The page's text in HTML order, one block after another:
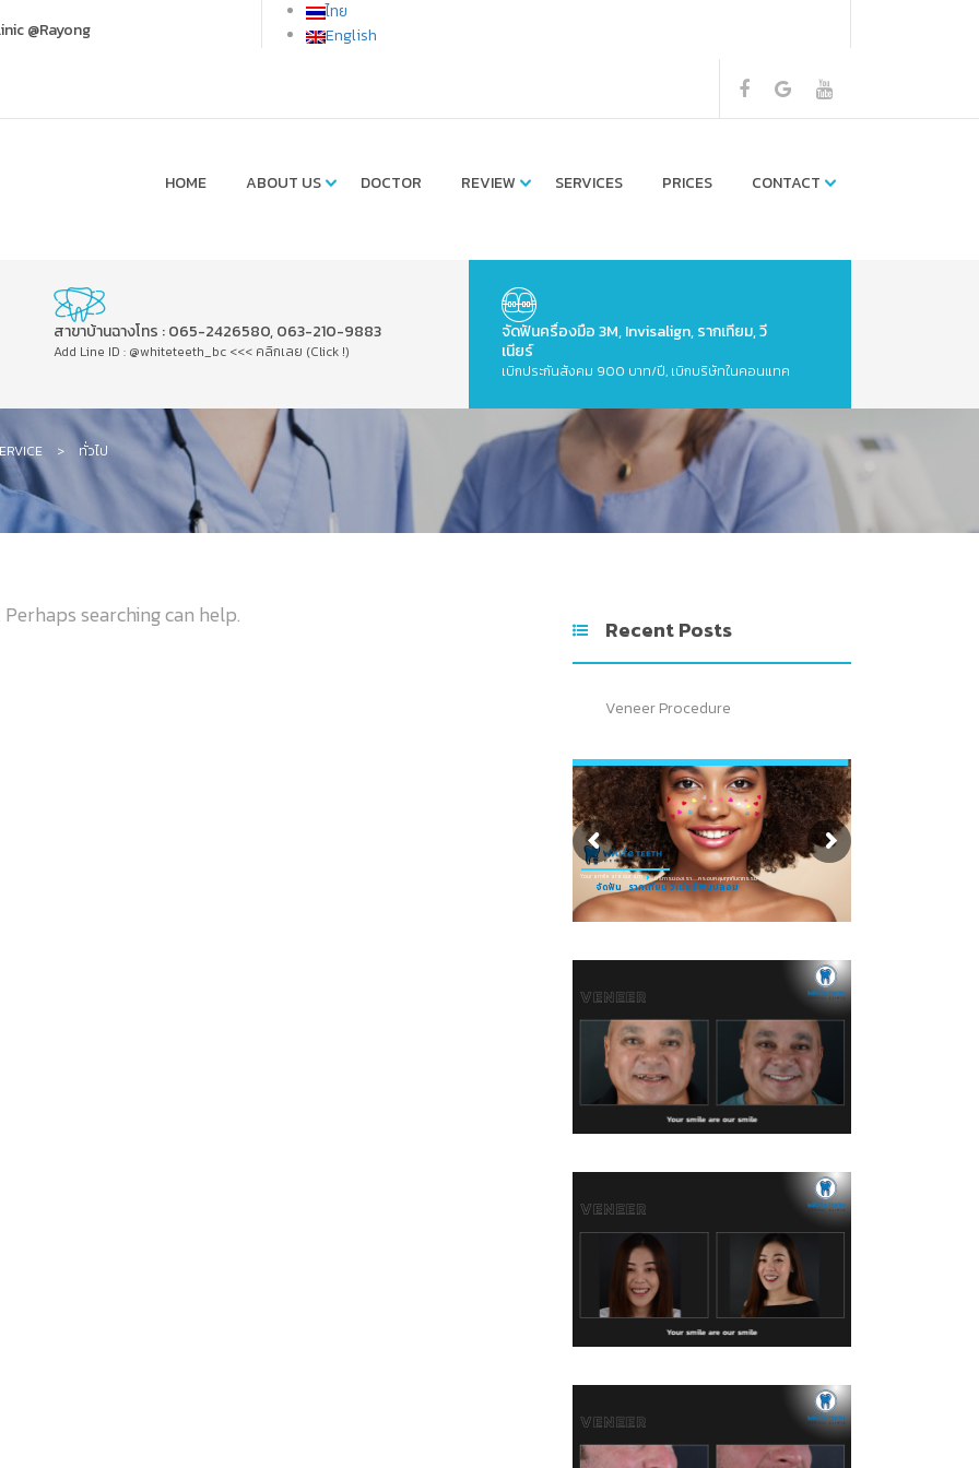
@Rayong
ไทย
English
HOME ABOUT US DOCTOR REVIEW SERVICES PRICES CONTACT
สาขาบ้านฉางโทร : 065-2426580, 063-210-9883
Add Line ID : @whiteteeth_bc <<< คลิกเลย (Click !)
จัดฟันครื่องมือ 3M, Invisalign, รากเทียม, วี
เนียร์
เบิกประกันสังคม 900 บาท/ปี, เบิกบริษัทในคอนแทค
> ทั่วไป
searching can help.
Recent Posts
Veneer Procedure
Your smile are our smile.